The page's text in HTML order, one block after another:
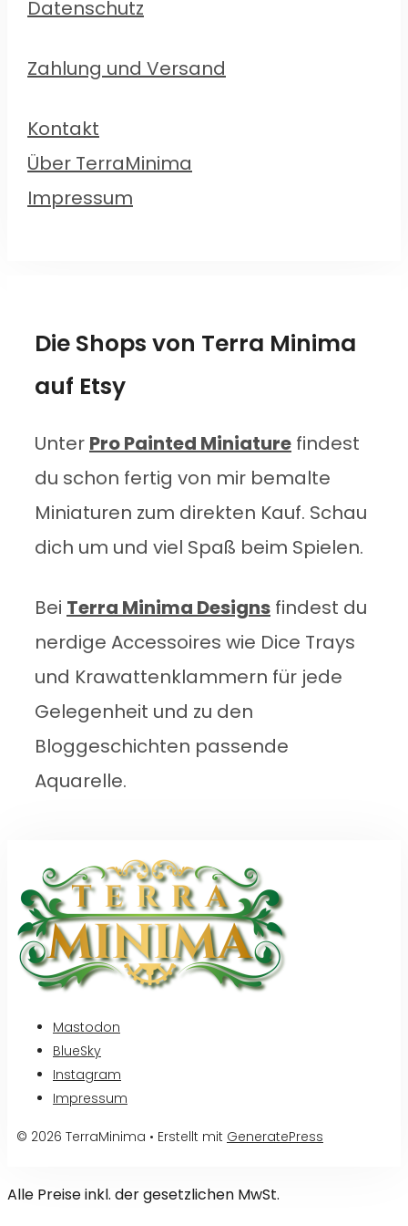
Datenschutz
Zahlung und Versand
Kontakt
Über TerraMinima
Impressum
Die Shops von Terra Minima
auf Etsy
Unter Pro Painted Miniature findest
du schon fertig von mir bemalte
Miniaturen zum direkten Kauf. Schau
dich um und viel Spaß beim Spielen.
Bei Terra Minima Designs findest du
nerdige Accessoires wie Dice Trays
und Krawattenklammern für jede
Gelegenheit und zu den
Bloggeschichten passende
Aquarelle.
Mastodon
BlueSky
Instagram
Impressum
© 2026 TerraMinima • Erstellt mit GeneratePress
Alle Preise inkl. der gesetzlichen MwSt.